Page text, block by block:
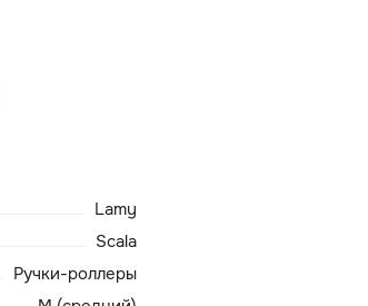
Lamy
Scala
Ручки-роллеры